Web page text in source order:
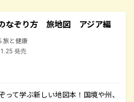
なぞり方 旅地図 アジア編
旅と健康
発売
て学ぶ新しい地図本！国境や州、